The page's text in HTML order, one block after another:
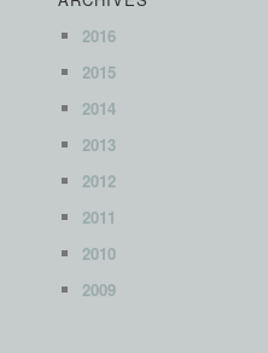
2016
2015
2014
2013
2012
2011
2010
2009